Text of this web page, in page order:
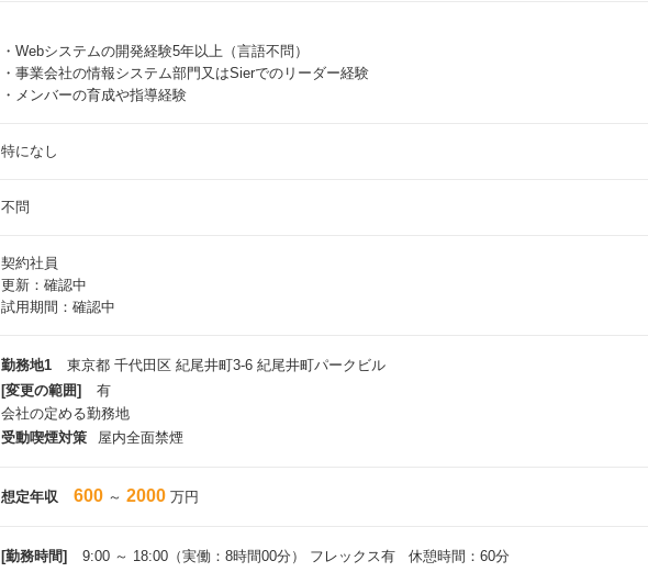
・Webシステムの開発経験5年以上（言語不問）
・事業会社の情報システム部門又はSierでのリーダー経験
・メンバーの育成や指導経験
特になし
不問
契約社員
更新：確認中
試用期間：確認中
勤務地1
東京都 千代田区 紀尾井町3-6 紀尾井町パークビル
[変更の範囲]
有
会社の定める勤務地
受動喫煙対策
屋内全面禁煙
想定年収 600 ～ 2000 万円
[勤務時間]
9:00 ～ 18:00（実働：8時間00分） フレックス有 休憩時間：60分